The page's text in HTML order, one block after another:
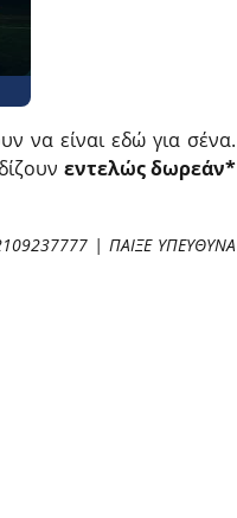
να είναι εδώ για σένα.
εντελώς δωρεάν*
| ΠΑΙΞΕ ΥΠΕΥΘΥΝΑ